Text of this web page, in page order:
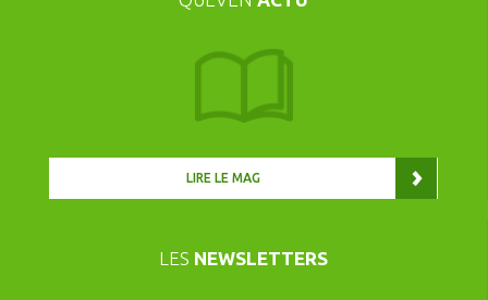
LIRE LE MAG
LES NEWSLETTERS